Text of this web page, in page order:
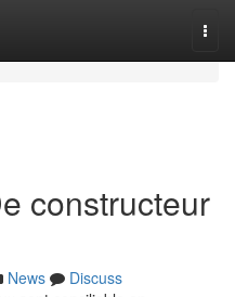
constructeur
News
Discuss